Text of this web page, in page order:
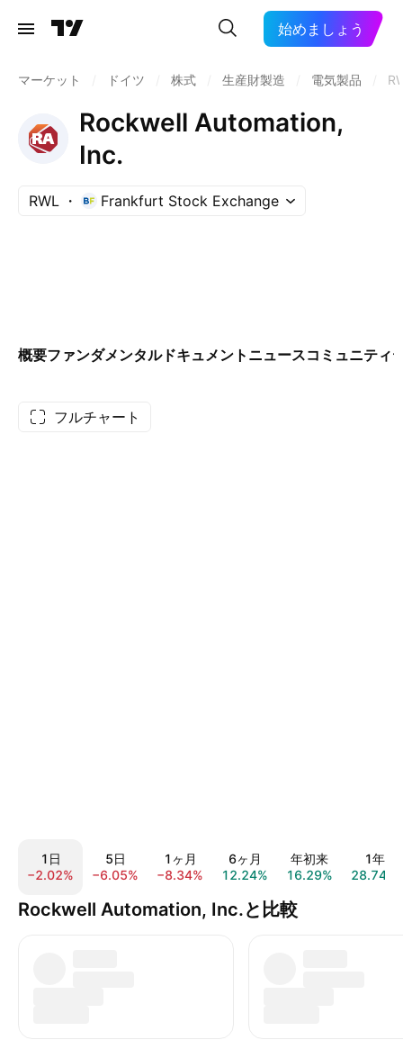
始めましょう
マーケット ドイツ 株式 生産財製造 電気製品
Rockwell Automation,
Inc.
RWL Frankfurt Stock Exchange
概要ファンダメンタルドキュメント ニュースコミュニティ
フルチャート
1日
−2.02%
5日
−6.05%
1ヶ月
−8.34%
6ヶ月
12.24%
年初来
16.29%
1年
28.74%
Rockwell Automation, Inc.と比較